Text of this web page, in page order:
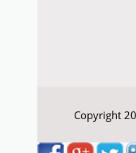
Copyright